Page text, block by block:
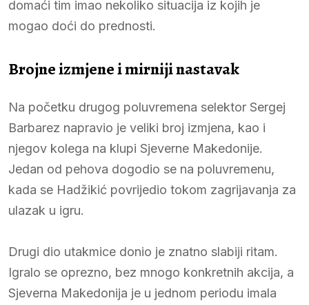
domaći tim imao nekoliko situacija iz kojih je
mogao doći do prednosti.
Brojne izmjene i mirniji nastavak
Na početku drugog poluvremena selektor Sergej
Barbarez napravio je veliki broj izmjena, kao i
njegov kolega na klupi Sjeverne Makedonije.
Jedan od pehova dogodio se na poluvremenu,
kada se Hadžikić povrijedio tokom zagrijavanja za
ulazak u igru.
Drugi dio utakmice donio je znatno slabiji ritam.
Igralo se oprezno, bez mnogo konkretnih akcija, a
Sjeverna Makedonija je u jednom periodu imala